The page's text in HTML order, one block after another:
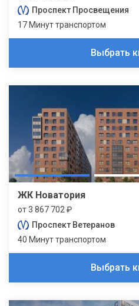
Проспект Просвещения
17 Минут транспортом
Выбрать
ЖК Новатория
от 3 867 702 ₽
Проспект Ветеранов
40 Минут транспортом
Выбрать